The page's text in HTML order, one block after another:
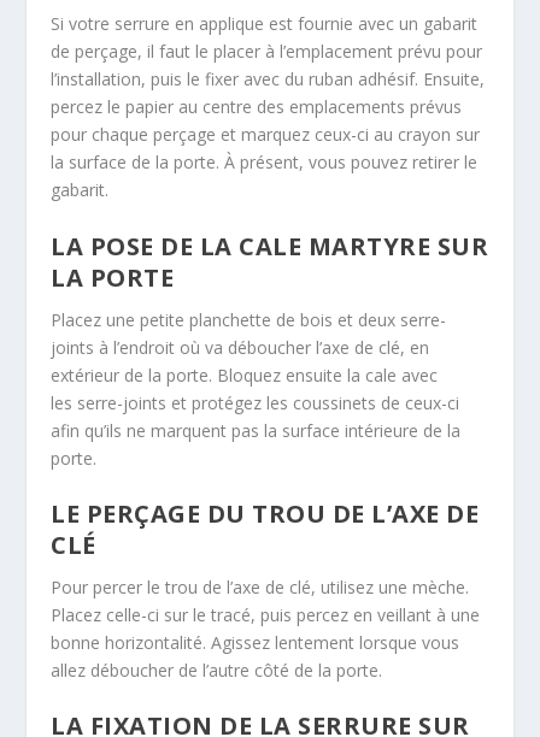
Si votre serrure en applique est fournie avec un gabarit
de perçage, il faut le placer à l’emplacement prévu pour
l’installation, puis le fixer avec du ruban adhésif. Ensuite,
percez le papier au centre des emplacements prévus
pour chaque perçage et marquez ceux-ci au crayon sur
la surface de la porte. À présent, vous pouvez retirer le
gabarit.
LA POSE DE LA CALE MARTYRE SUR
LA PORTE
Placez une petite planchette de bois et deux serre-
joints à l’endroit où va déboucher l’axe de clé, en
extérieur de la porte. Bloquez ensuite la cale avec
les serre-joints et protégez les coussinets de ceux-ci
afin qu’ils ne marquent pas la surface intérieure de la
porte.
LE PERÇAGE DU TROU DE L’AXE DE
CLÉ
Pour percer le trou de l’axe de clé, utilisez une mèche.
Placez celle-ci sur le tracé, puis percez en veillant à une
bonne horizontalité. Agissez lentement lorsque vous
allez déboucher de l’autre côté de la porte.
LA FIXATION DE LA SERRURE SUR